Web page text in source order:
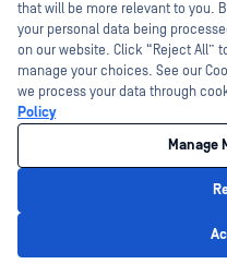
Technológiai partnerek
Channel partner program
©2026 OPSWAT . Minden jog
MetaAccess, az OPSWAT , Trust no
World's Critical Infrastructure, Deep
DFI, RetroHunt, Deep File Inspection
harmadik felek védjegyei a
that will be more relevant to you.
your personal data being
on our website. Click “Reject All”
manage your choices. See our
we process your data through
Policy
Manage